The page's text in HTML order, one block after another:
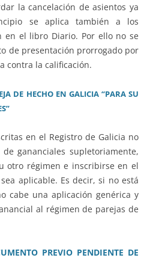
la cancelación de asientos ya
se aplica también a los
en el libro Diario. Por ello no se
de presentación prorrogado por
contra la calificación.
DE HECHO EN GALICIA “PARA SU
en el Registro de Galicia no
gananciales supletoriamente,
otro régimen e inscribirse en el
aplicable. Es decir, si no está
cabe una aplicación genérica y
al régimen de parejas de
PREVIO PENDIENTE DE